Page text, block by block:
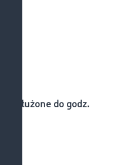
wydłużone do godz.